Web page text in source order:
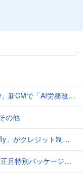
が分析したら「すぐに休んで」と言われる？
の他
も画像生成枚数が制限されるように
ケージの注文受付開始